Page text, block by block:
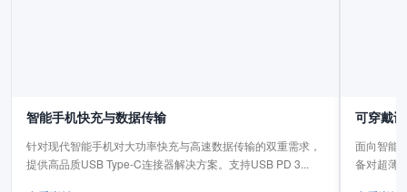
智能手机快充与数据传输
针对现代智能手机对大功率快充与高速数据传输的双重需求，
提供高品质USB Type-C连接器解决方案。支持USB PD 3...
可穿戴
面向智能
备对超薄